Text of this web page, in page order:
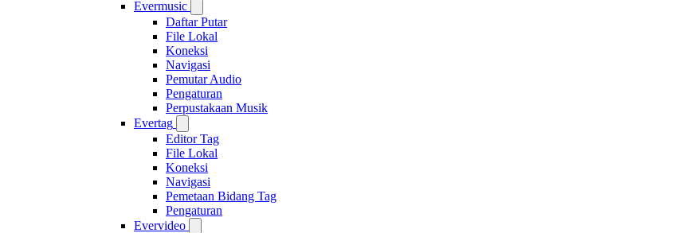
Evermusic
Daftar Putar
File Lokal
Koneksi
Navigasi
Pemutar Audio
Pengaturan
Perpustakaan Musik
Evertag
Editor Tag
File Lokal
Koneksi
Navigasi
Pemetaan Bidang Tag
Pengaturan
Evervideo